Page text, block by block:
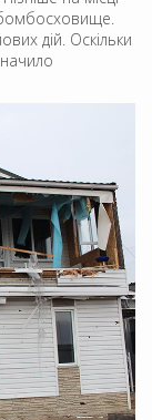
дій. Оскільки